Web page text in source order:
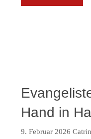
Hand in
9. Februar 2026